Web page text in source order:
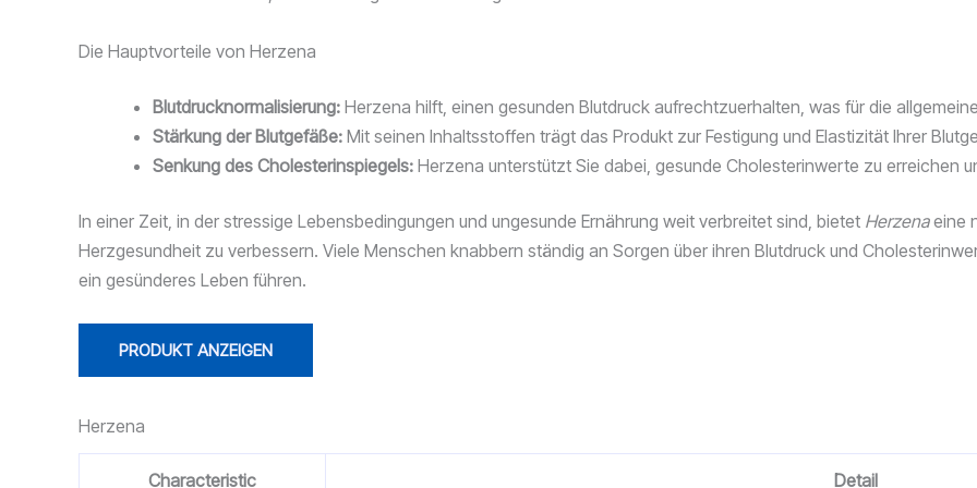
Die Hauptvorteile von Herzena
Blutdrucknormalisierung: Herzena hilft, einen gesunden Blutdruck aufrechtzuerhalten, was für die
Stärkung der Blutgefäße: Mit seinen Inhaltsstoffen trägt das Produkt zur Festigung und Elastizität Ihrer
Senkung des Cholesterinspiegels: Herzena unterstützt Sie dabei, gesunde Cholesterinwerte zu erreichen
In einer Zeit, in der stressige Lebensbedingungen und ungesunde Ernährung weit verbreitet sind, bietet Herzenaeine
Herzgesundheit zu verbessern. Viele Menschen knabbern ständig an Sorgen über ihren Blutdruck und
ein gesünderes Leben führen.
PRODUKT ANZEIGEN
Herzena
Characteristic Detail